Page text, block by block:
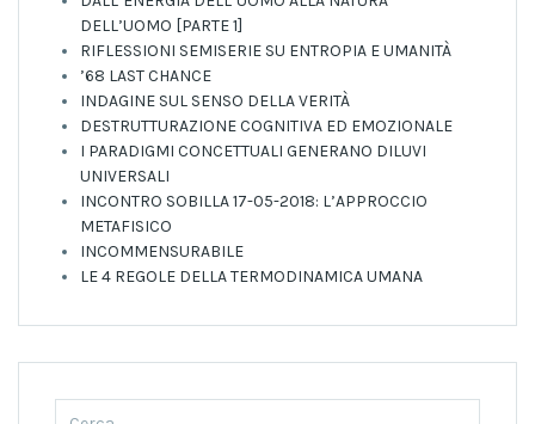
DELL’UOMO [PARTE 1]
RIFLESSIONI SEMISERIE SU ENTROPIA E UMANITÀ
’68 LAST CHANCE
INDAGINE SUL SENSO DELLA VERITÀ
DESTRUTTURAZIONE COGNITIVA ED EMOZIONALE
I PARADIGMI CONCETTUALI GENERANO DILUVI
UNIVERSALI
INCONTRO SOBILLA 17-05-2018: L’APPROCCIO
METAFISICO
INCOMMENSURABILE
LE 4 REGOLE DELLA TERMODINAMICA UMANA